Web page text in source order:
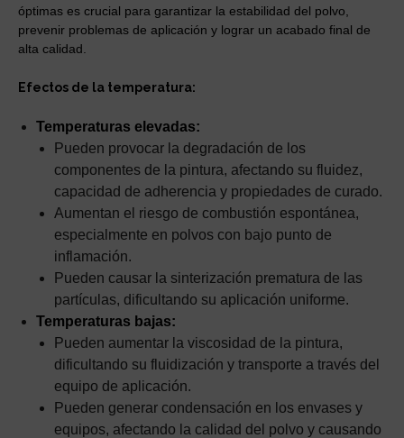
óptimas es crucial para garantizar la estabilidad del polvo,
prevenir problemas de aplicación y lograr un acabado final de
alta calidad.
Efectos de la temperatura:
Temperaturas elevadas:
Pueden provocar la degradación de los
componentes de la pintura, afectando su fluidez,
capacidad de adherencia y propiedades de curado.
Aumentan el riesgo de combustión espontánea,
especialmente en polvos con bajo punto de
inflamación.
Pueden causar la sinterización prematura de las
partículas, dificultando su aplicación uniforme.
Temperaturas bajas:
Pueden aumentar la viscosidad de la pintura,
dificultando su fluidización y transporte a través del
equipo de aplicación.
Pueden generar condensación en los envases y
equipos, afectando la calidad del polvo y causando